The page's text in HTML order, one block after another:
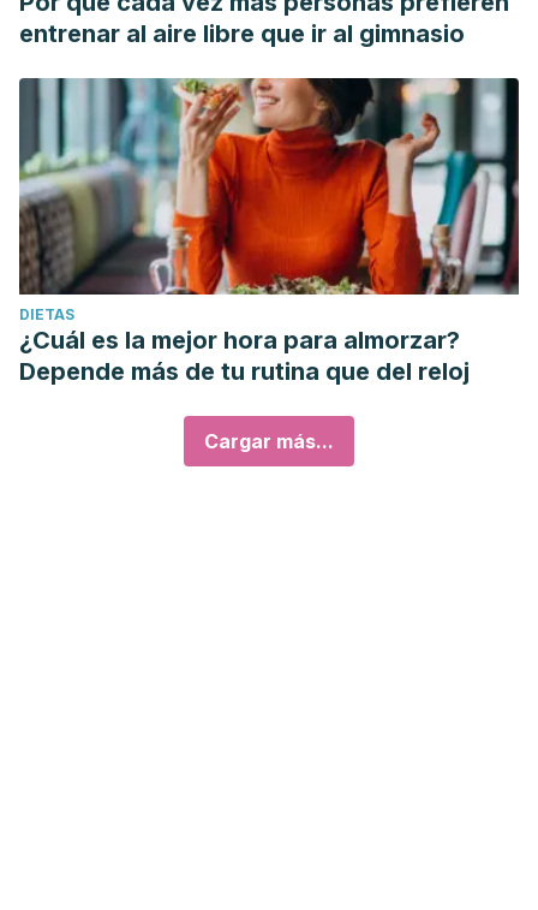
MSD. Consultado en: https://www.msdmanuals.com/es-
es/hogar/trastornos-de-la-sangre/trastornos-de-los-
gl%C3%B3bulos-blancos-leucocitos/trastornos-de-los-
monocitos
Torrens, M. (2015). INTERPRETACIÓN CLÍNICA DEL
HEMOGRAMA. Revista Médica Clínica Las Condes, 26(6),
713-725. Recuperado de:
https://doi.org/10.1016/j.rmclc.2015.11.001
entrenar al aire libre que ir al gimnasio
DIETAS
¿Cuál es la mejor hora para almorzar?
Depende más de tu rutina que del reloj
Cargar más...